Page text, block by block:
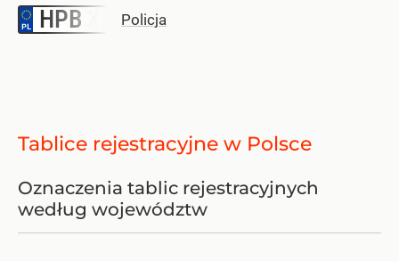
HPB Policja
Tablice rejestracyjne w Polsce
Oznaczenia tablic rejestracyjnych
według województw